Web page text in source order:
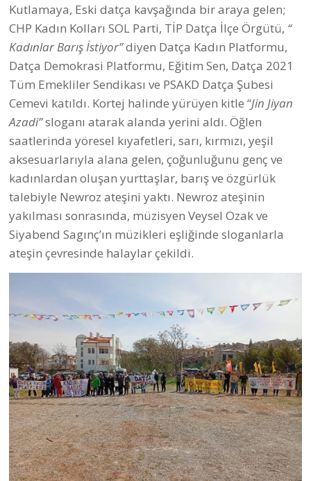
Kutlamaya, Eski datça kavşağında bir araya gelen;
CHP Kadın Kolları SOL Parti, TİP Datça İlçe Örgütü, “
Kadınlar Barış İstiyor”diyen Datça Kadın Platformu,
Datça Demokrasi Platformu, Eğitim Sen, Datça 2021
Tüm Emekliler Sendikası ve PSAKD Datça Şubesi
Cemevi katıldı. Kortej halinde yürüyen kitle “Jin Jiyan
Azadi”sloganı atarak alanda yerini aldı. Öğlen
saatlerinda yöresel kıyafetleri, sarı, kırmızı, yeşil
aksesuarlarıyla alana gelen, çoğunluğunu genç ve
kadınlardan oluşan yurttaşlar, barış ve özgürlük
talebiyle Newroz ateşini yaktı. Newroz ateşinin
yakılması sonrasında, müzisyen Veysel Ozak ve
Siyabend Sagınç’ın müzikleri eşliğinde sloganlarla
ateşin çevresinde halaylar çekildi.